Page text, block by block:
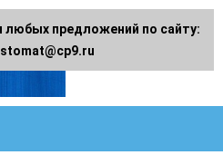
любых предложений по сайту: